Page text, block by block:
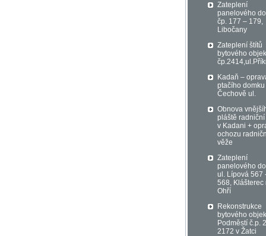
Zateplení
panelového
čp. 177 – 179,
Libočany
Zateplení štítů
bytového
Kadaň –
ptačího domku
Čechově ul.
Obnova
pláště radniční
v Kadani +
ochozu
věže
Zateplení
panelového
ul. Lípová 567
568, Klášterec
Ohří
Rekonstrukce
bytového
Podměstí č.p.
2172 v Žatci